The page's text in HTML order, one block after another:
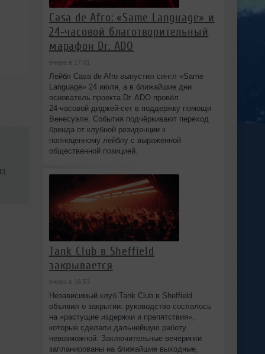
Casa de Afro: «Same Language» и
24‑часовой благотворительный
марафон Dr. ADO
вчера в 17:01
Лейбл Casa de Afro выпустил сингл «Same
Language» 24 июля, а в ближайшие дни
основатель проекта Dr. ADO провёл
24‑часовой диджей‑сет в поддержку помощи
Венесуэле. События подчёркивают переход
бренда от клубной резиденции к
полноценному лейблу с выраженной
общественной позицией.
Tank Club в Sheffield
закрывается
вчера в 16:53
Независимый клуб Tank Club в Sheffield
объявил о закрытии: руководство сослалось
на «растущие издержки и препятствия»,
которые сделали дальнейшую работу
невозможной. Заключительные вечеринки
запланированы на ближайшие выходные,